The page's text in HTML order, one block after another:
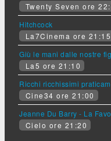
Twenty Seven ore
Hitchcock
La7Cinema ore 21:15
Giù le mani dalle nostre
La5 ore 21:10
Ricchi ricchissimi
Cine34 ore 21:00
Jeanne Du Barry - La
Cielo ore 21:20